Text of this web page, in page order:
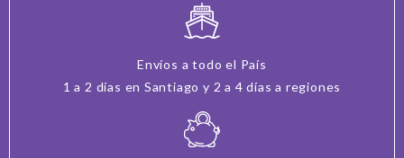
Envíos a todo el País
1 a 2 días en Santiago y 2 a 4 días a regiones